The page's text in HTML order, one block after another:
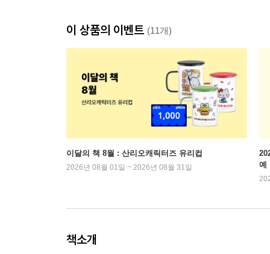
이 상품의 이벤트 (11개)
이달의 책 8월 : 산리오캐릭터즈 유리컵
2026년 08월 01일 ~ 2026년 08월 31일
예
책소개